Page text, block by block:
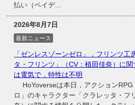
払い（ペイデ...
2026年8月7日
最新ニュース
「ゼンレスゾーンゼロ」，フリンツ工
タ・フリンツ」（CV：植田佳奈）に
は電気で，特性は不明
HoYoverseは本日，アクションRPG
ロ」のキャラクター「クラレッタ・フ